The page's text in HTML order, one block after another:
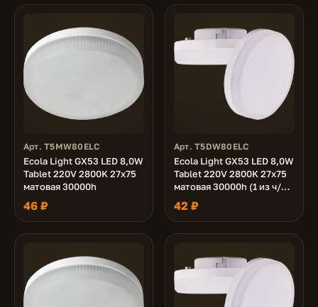
Арт. T5MW80ELC
Ecola Light GX53 LED 8,0W
Tablet 220V 2800K 27x75
матовая 30000h
46 ₽
Арт. T5DW80ELC
Ecola Light GX53 LED 8,0W
Tablet 220V 2800K 27x75
матовая 30000h (1 из ч/б
уп. по 10)
42 ₽